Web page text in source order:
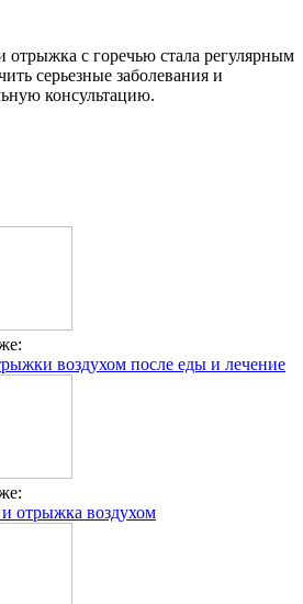
отрыжка с горечью стала регулярным
серьезные заболевания и
консультацию.
воздухом после еды и лечение
отрыжка воздухом